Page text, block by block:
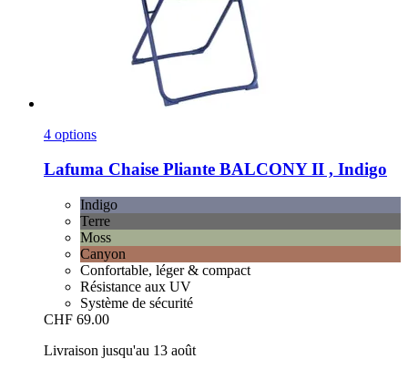
4 options
Lafuma Chaise Pliante BALCONY II , Indigo
Indigo
Terre
Moss
Canyon
Confortable, léger & compact
Résistance aux UV
Système de sécurité
CHF 69.00
Livraison jusqu'au 13 août